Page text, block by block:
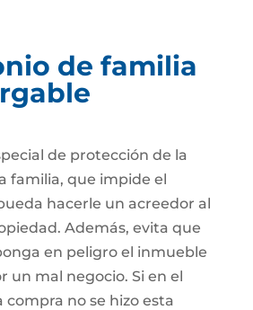
de familia
de protección de la
familia, que impide el
hacerle un acreedor al
Además, evita que
en peligro el inmueble
un mal negocio. Si en el
no se hizo esta